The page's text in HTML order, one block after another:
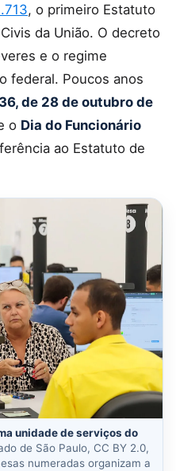
, o primeiro Estatuto
da União. O decreto
e o regime
federal. Poucos anos
de 28 de outubro de
o Dia do Funcionário
ao Estatuto de
unidade de serviços do
de São Paulo, CC BY 2.0,
numeradas organizam a